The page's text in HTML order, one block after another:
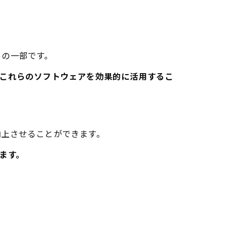
一部です。
れらのソフトウェアを効果的に活用するこ
させることができます。
。